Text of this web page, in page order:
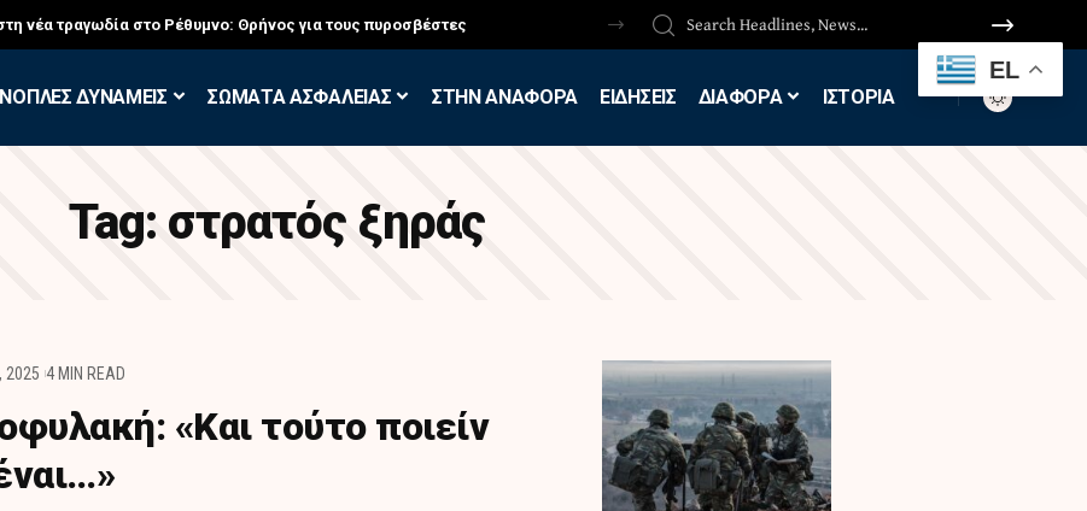
των Εθελοντών Εφέδρων στον Έβρο
ΔΥΝΑΜΕΙΣ ΣΩΜΑΤΑ ΑΣΦΑΛΕΙΑΣ ΣΤΗΝ ΑΝΑΦΟΡΑ ΕΙΔΗΣΕΙΣ ΔΙΑΦΟΡΑ ΙΣΤΟΡΙΑ
Tag: στρατός ξηράς
2025 4 MIN READ
«Και τούτο ποιείν
EL